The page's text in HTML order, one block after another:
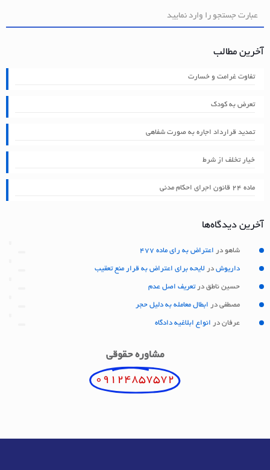
آخرین مطالب
تفاوت غرامت و خسارت
تعرض به کودک
تمدید قرارداد اجاره به صورت شفاهی
خیار تخلف از شرط
ماده ۲۴ قانون اجرای احکام مدنی
آخرین دیدگاه‌ها
شاهو در اعتراض به رای ماده 477
داریوش در لایحه برای اعتراض به قرار منع تعقیب
حسین ناطق درتعریف اصل عدم
مصطفی در ابطال معامله به دلیل حجر
عرفان در انواع ابلاغیه دادگاه
مشاوره حقوقی
09124857572